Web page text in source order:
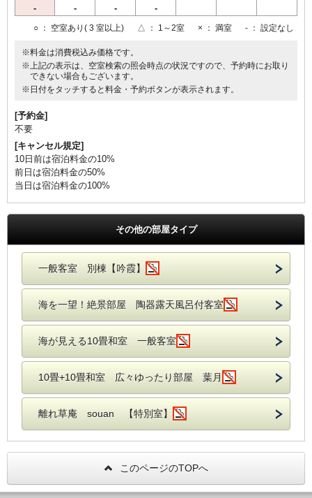
- - - -
○ ： 空室あり( 3 室以上) △ ： 1～2室 × ： 満室 - ： 設定なし
※料金は消費税込み価格です。
※上記の表示は、空室検索の照会時点の状況ですので、予約時にお取り
できない場合もございます。
※日付をタッチすると料金・予約ボタンが表示されます。
[予約金]
不要
[キャンセル規定]
10日前は宿泊料金の10%
前日は宿泊料金の50%
当日は宿泊料金の100%
その他の部屋タイプ
一般客室 別棟【吟霞】
海を一望！絶景部屋 陶器露天風呂付客室
海が見える10畳和室 一般客室
10畳+10畳和室 広々ゆったり部屋 葉月
離れ草庵 souan 【特別室】
このページのTOPへ